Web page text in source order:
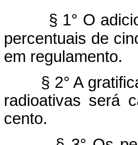
§ 1° O
percentuais de
em
§ 2° A
radioativas será
cento.